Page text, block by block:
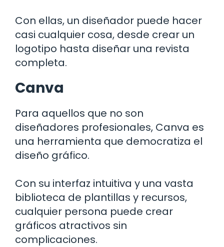
Con ellas, un diseñador puede hacer
casi cualquier cosa, desde crear un
logotipo hasta diseñar una revista
completa.
Canva
Para aquellos que no son
diseñadores profesionales, Canva es
una herramienta que democratiza el
diseño gráfico.
Con su interfaz intuitiva y una vasta
biblioteca de plantillas y recursos,
cualquier persona puede crear
gráficos atractivos sin
complicaciones.